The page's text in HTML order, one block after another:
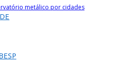
metálico por cidades